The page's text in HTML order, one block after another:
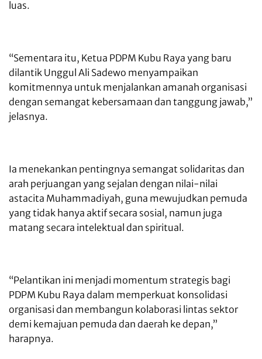
luas.
“Sementara itu, Ketua PDPM Kubu Raya yang baru
dilantik Unggul Ali Sadewo menyampaikan
komitmennya untuk menjalankan amanah organisasi
dengan semangat kebersamaan dan tanggung jawab,”
jelasnya.
Ia menekankan pentingnya semangat solidaritas dan
arah perjuangan yang sejalan dengan nilai-nilai
astacita Muhammadiyah, guna mewujudkan pemuda
yang tidak hanya aktif secara sosial, namun juga
matang secara intelektual dan spiritual.
“Pelantikan ini menjadi momentum strategis bagi
PDPM Kubu Raya dalam memperkuat konsolidasi
organisasi dan membangun kolaborasi lintas sektor
demi kemajuan pemuda dan daerah ke depan,”
harapnya.